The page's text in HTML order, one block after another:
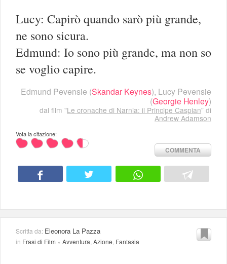
Lucy: Capirò quando sarò più grande,
ne sono sicura.
Edmund: Io sono più grande, ma non so
se voglio capire.
Edmund Pevensie (Skandar Keynes), Lucy Pevensie
(Georgie Henley)
dal film "Le cronache di Narnia: il Principe Caspian" di
Andrew Adamson
Vota la citazione:
COMMENTA
Scritta da: Eleonora La Pazza
in Frasi di Film » Avventura Azione Fantasia